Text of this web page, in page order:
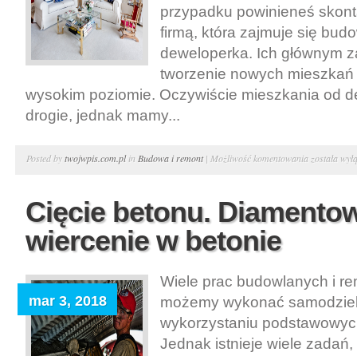
przypadku powinieneś
firmą, która zajmuje się
deweloperka. Ich głównym
tworzenie nowych
wysokim poziomie. Oczywiście mieszkania od
drogie, jednak mamy...
Posted bytwojwpis.com.plin Budowa i remont| Możliwość komentowania Rynek
i
dewelopera
Poznań
została
Cięcie betonu.
wiercenie w betonie
mar 3, 2018
Wiele prac budowlanych i
możemy wykonać
wykorzystaniu
Jednak istnieje wiele